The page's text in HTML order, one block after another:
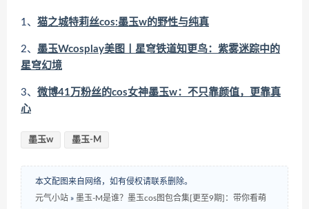
1、 猫之城特莉丝cos:墨玉w的野性与纯真
2、 墨玉Wcosplay美图丨星穹铁道知更鸟：紫雾迷踪中的
星穹幻境
3、 微博41万粉丝的cos女神墨玉w：不只靠颜值，更靠真
心
墨玉w 墨玉-M
本文配图来自网络，如有侵权请联系删除。
元气小站 » 墨玉-M是谁？墨玉cos图包合集[更至9期]：带你看萌